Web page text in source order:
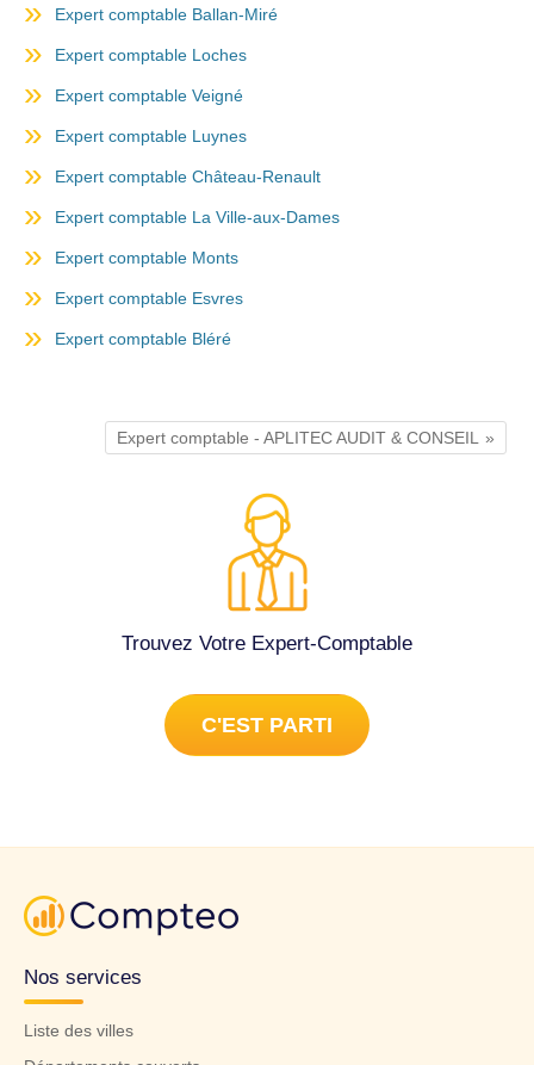
Expert comptable Ballan-Miré
Expert comptable Loches
Expert comptable Veigné
Expert comptable Luynes
Expert comptable Château-Renault
Expert comptable La Ville-aux-Dames
Expert comptable Monts
Expert comptable Esvres
Expert comptable Bléré
Expert comptable - APLITEC AUDIT & CONSEIL
Trouvez Votre Expert-Comptable
C'EST PARTI
Nos services
Liste des villes